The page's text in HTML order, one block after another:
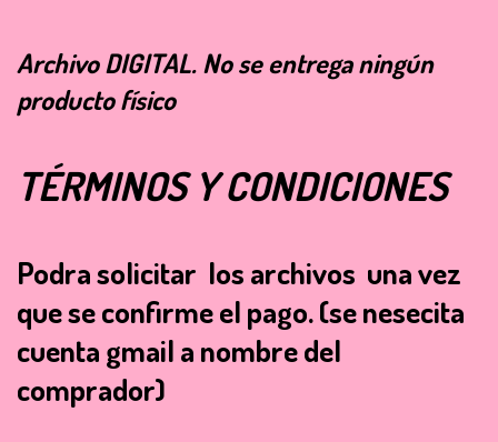
ArchivoDIGITAL. No se entrega ningún
producto físico
TÉRMINOS Y CONDICIONES
Podra solicitar los archivos una vez
que se confirme el pago.(se nesecita
cuenta gmail a nombre del
comprador)